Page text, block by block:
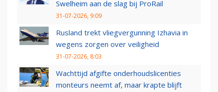
Swelheim aan de slag bij ProRail
31-07-2026, 9:09
Rusland trekt vliegvergunning Izhavia in
wegens zorgen over veiligheid
31-07-2026, 8:03
Wachttijd afgifte onderhoudslicenties
monteurs neemt af, maar krapte blijft